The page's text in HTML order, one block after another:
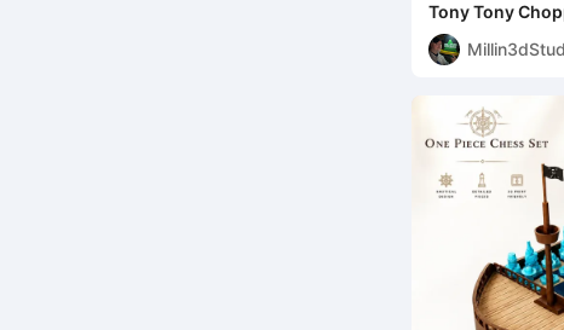
Tony Tony
Kattenhoed